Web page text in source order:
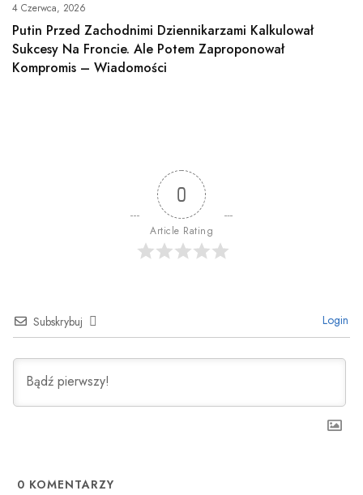
4 Czerwca, 2026
Putin Przed Zachodnimi Dziennikarzami Kalkulował
Sukcesy Na Froncie. Ale Potem Zaproponował
Kompromis – Wiadomości
0
Article Rating
Subskrybuj Login
0 KOMENTARZY